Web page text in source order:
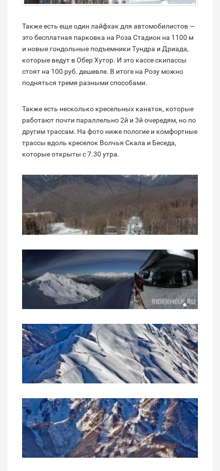
Также есть еще один лайфхак для автомобилистов —
это бесплатная парковка на Роза Стадион на 1100 м
и новые гондольные подъемники Тундра и Дриада,
которые ведут в Обер Хутор. И это кассе скипассы
стоят на 100 руб. дешевле. В итоге на Розу можно
подняться тремя разными способами.
Также есть несколько кресельных канаток, которые
работают почти параллельно 2й и 3й очередям, но по
другим трассам. На фото ниже пологие и комфортные
трассы вдоль креселок Волчья Скала и Беседа,
которые открыты с 7.30 утра.